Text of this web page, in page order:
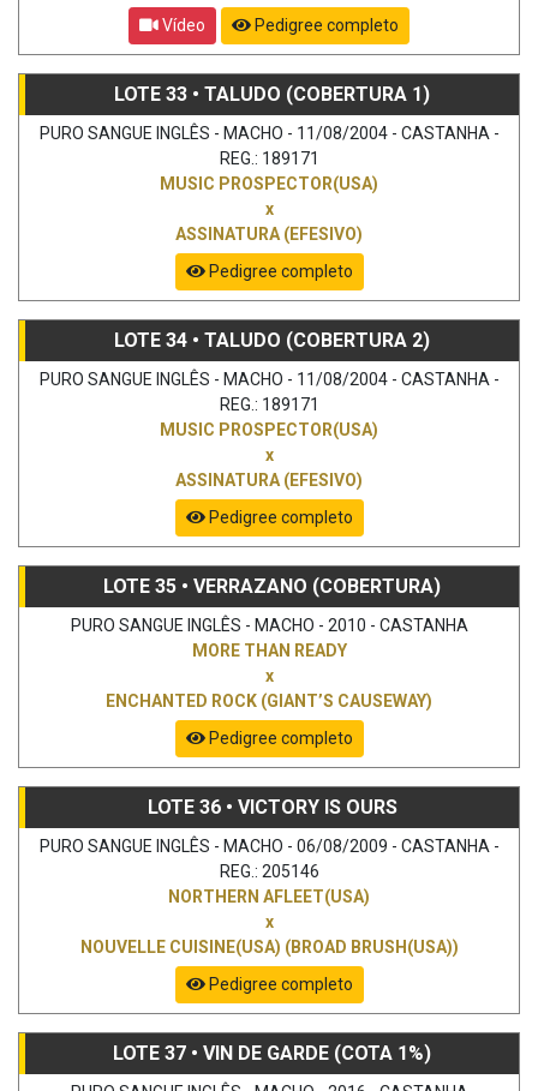
Vídeo
Pedigree completo
LOTE 33 • TALUDO (COBERTURA 1)
PURO SANGUE INGLÊS - MACHO - 11/08/2004 - CASTANHA -
REG.: 189171
MUSIC PROSPECTOR(USA)
x
ASSINATURA (EFESIVO)
Pedigree completo
LOTE 34 • TALUDO (COBERTURA 2)
PURO SANGUE INGLÊS - MACHO - 11/08/2004 - CASTANHA -
REG.: 189171
MUSIC PROSPECTOR(USA)
x
ASSINATURA (EFESIVO)
Pedigree completo
LOTE 35 • VERRAZANO (COBERTURA)
PURO SANGUE INGLÊS - MACHO - 2010 - CASTANHA
MORE THAN READY
x
ENCHANTED ROCK (GIANT’S CAUSEWAY)
Pedigree completo
LOTE 36 • VICTORY IS OURS
PURO SANGUE INGLÊS - MACHO - 06/08/2009 - CASTANHA -
REG.: 205146
NORTHERN AFLEET(USA)
x
NOUVELLE CUISINE(USA) (BROAD BRUSH(USA))
Pedigree completo
LOTE 37 • VIN DE GARDE (COTA 1%)